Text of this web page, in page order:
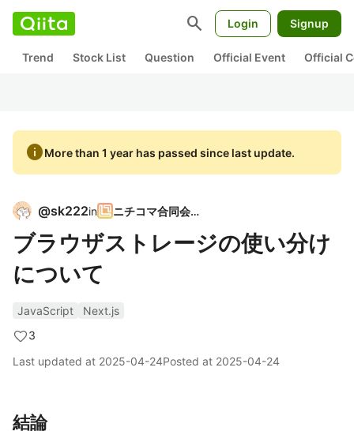
search Login Signup
Trend Stock List Question Official Event Official
infoMore than 1 year has passed since last update.
@sk222in ニチコマ合同会社
ブラウザストレージの使い分け
について
JavaScript
Next.js
3
Last updated at 2025-04-24Posted at 2025-04-24
結論